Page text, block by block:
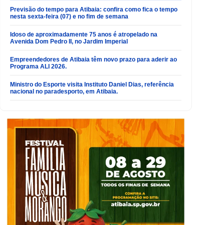
Previsão do tempo para Atibaia: confira como fica o tempo
nesta sexta-feira (07) e no fim de semana
Idoso de aproximadamente 75 anos é atropelado na
Avenida Dom Pedro II, no Jardim Imperial
Empreendedores de Atibaia têm novo prazo para aderir ao
Programa ALI 2026.
Ministro do Esporte visita Instituto Daniel Dias, referência
nacional no paradesporto, em Atibaia.